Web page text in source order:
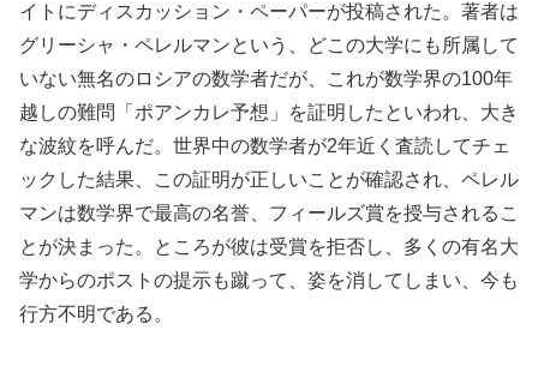
イトにディスカッション・ペーパーが投稿された。著者は
グリーシャ・ペレルマンという、どこの大学にも所属して
いない無名のロシアの数学者だが、これが数学界の100年
越しの難問「ポアンカレ予想」を証明したといわれ、大き
な波紋を呼んだ。世界中の数学者が2年近く査読してチェ
ックした結果、この証明が正しいことが確認され、ペレル
マンは数学界で最高の名誉、フィールズ賞を授与されるこ
とが決まった。ところが彼は受賞を拒否し、多くの有名大
学からのポストの提示も蹴って、姿を消してしまい、今も
行方不明である。